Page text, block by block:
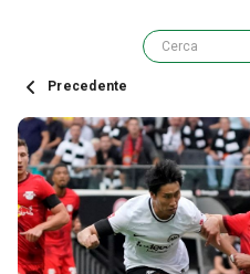
Precedente